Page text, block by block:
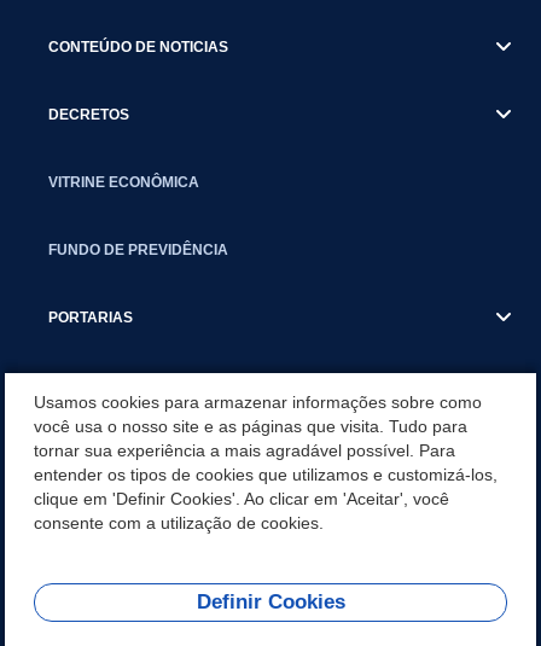
CONTEÚDO DE NOTICIAS
DECRETOS
VITRINE ECONÔMICA
FUNDO DE PREVIDÊNCIA
PORTARIAS
CONCURSO/PSS/CONVOCAÇÃO
INCENTIVOS PÚBLICOS À PROJETOS CULTURAIS - INÁCIO
MARTINS PR
REDES SOCIAIS
Usamos cookies para armazenar informações sobre como
você usa o nosso site e as páginas que visita. Tudo para
tornar sua experiência a mais agradável possível. Para
entender os tipos de cookies que utilizamos e customizá-los,
clique em 'Definir Cookies'. Ao clicar em 'Aceitar', você
consente com a utilização de cookies.
Definir Cookies